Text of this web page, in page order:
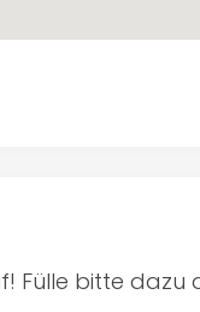
Fülle bitte dazu